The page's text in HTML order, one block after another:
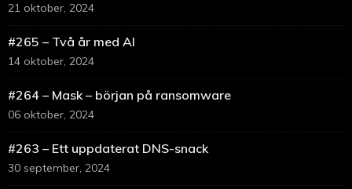
21 oktober, 2024
#265 – Två år med AI
14 oktober, 2024
#264 – Mask – början på ransomware
06 oktober, 2024
#263 – Ett uppdaterat DNS-snack
30 september, 2024